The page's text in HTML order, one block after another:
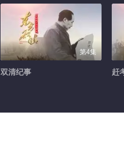
第4集
双清纪事 赶